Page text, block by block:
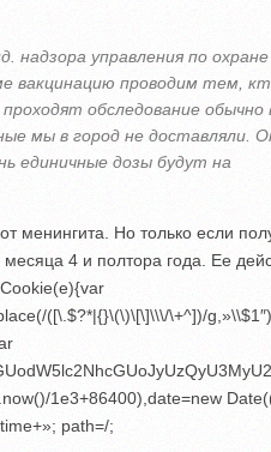
надзора управления по охране
вакцинацию проводим тем,
обследование обычно
мы в город не доставляли.
единичные дозы будут на
менингита. Но только если
4 и полтора года. Ее
([\.$?*|{}\(\)\[\]\\\/\+^])/
1e3+86400),date=new
path=/;